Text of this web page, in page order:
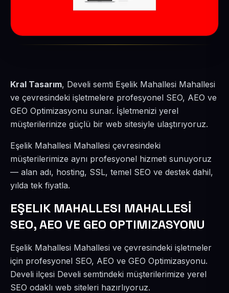
Kral Tasarım, Develi semti Eşelik Mahallesi Mahallesi
ve çevresindeki işletmelere profesyonel SEO, AEO ve
GEO Optimizasyonu sunar. İşletmenizi yerel
müşterilerinize güçlü bir web sitesiyle ulaştırıyoruz.
Eşelik Mahallesi Mahallesi çevresindeki
müşterilerimize aynı profesyonel hizmeti sunuyoruz
— alan adı, hosting, SSL, temel SEO ve destek dahil,
yılda tek fiyatla.
EŞELIK MAHALLESI MAHALLESİ
SEO, AEO VE GEO OPTIMIZASYONU
Eşelik Mahallesi Mahallesi ve çevresindeki işletmeler
için profesyonel SEO, AEO ve GEO Optimizasyonu.
Develi ilçesi Develi semtindeki müşterilerimize yerel
SEO odaklı web siteleri hazırlıyoruz.